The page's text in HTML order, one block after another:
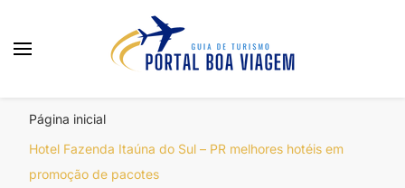
Página inicial
Hotel Fazenda Itaúna do Sul – PR melhores hotéis em
promoção de pacotes